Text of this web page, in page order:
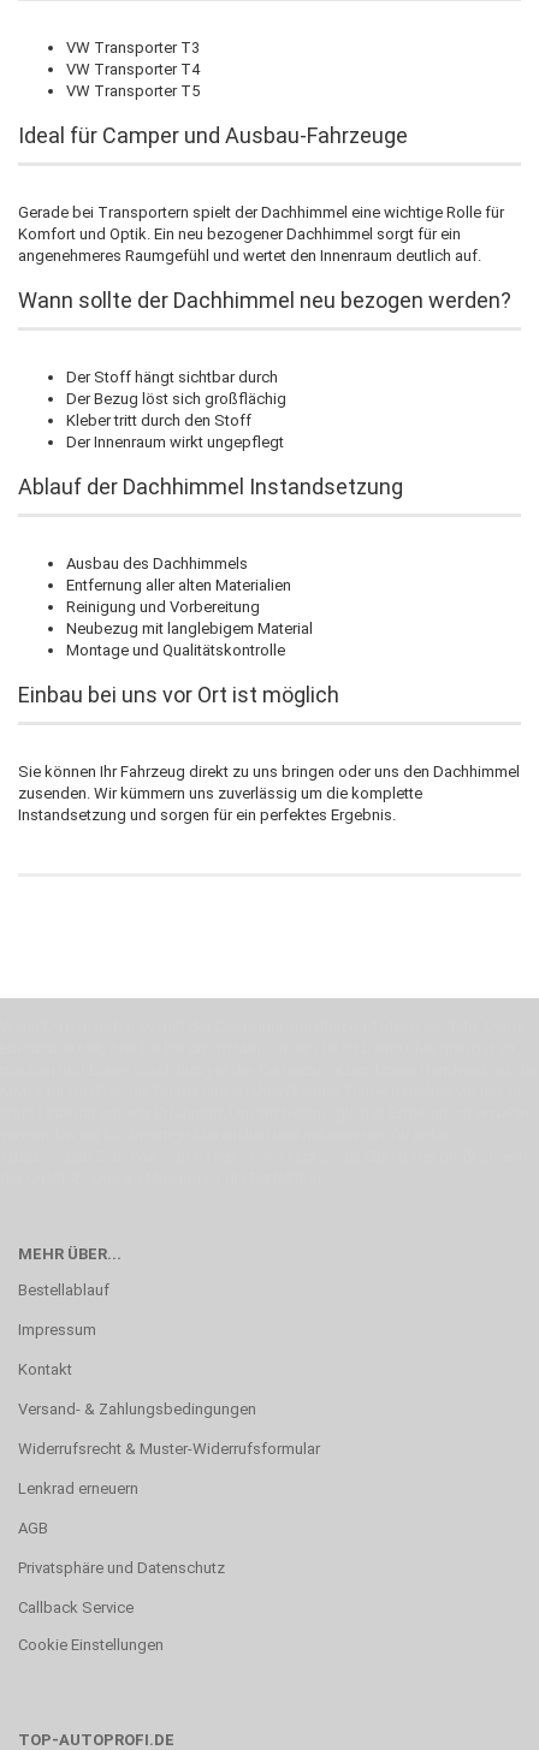
VW Transporter T3
VW Transporter T4
VW Transporter T5
Ideal für Camper und Ausbau-Fahrzeuge
Gerade bei Transportern spielt der Dachhimmel eine wichtige Rolle für
Komfort und Optik. Ein neu bezogener Dachhimmel sorgt für ein
angenehmeres Raumgefühl und wertet den Innenraum deutlich auf.
Wann sollte der Dachhimmel neu bezogen werden?
Der Stoff hängt sichtbar durch
Der Bezug löst sich großflächig
Kleber tritt durch den Stoff
Der Innenraum wirkt ungepflegt
Ablauf der Dachhimmel Instandsetzung
Ausbau des Dachhimmels
Entfernung aller alten Materialien
Reinigung und Vorbereitung
Neubezug mit langlebigem Material
Montage und Qualitätskontrolle
Einbau bei uns vor Ort ist möglich
Sie können Ihr Fahrzeug direkt zu uns bringen oder uns den Dachhimmel
zusenden. Wir kümmern uns zuverlässig um die komplette
Instandsetzung und sorgen für ein perfektes Ergebnis.
MEHR ÜBER...
Bestellablauf
Impressum
Kontakt
Versand- & Zahlungsbedingungen
Widerrufsrecht & Muster-Widerrufsformular
Lenkrad erneuern
AGB
Privatsphäre und Datenschutz
Callback Service
Cookie Einstellungen
TOP-AUTOPROFI.DE